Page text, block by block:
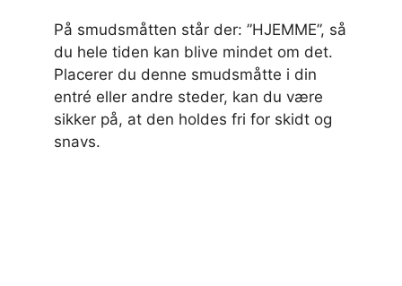
På smudsmåtten står der: ”HJEMME”, så
du hele tiden kan blive mindet om det.
Placerer du denne smudsmåtte i din
entré eller andre steder, kan du være
sikker på, at den holdes fri for skidt og
snavs.